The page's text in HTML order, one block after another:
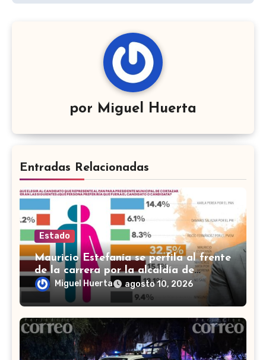
por Miguel Huerta
Entradas Relacionadas
Estado
Mauricio Estefanía se perfila al frente
de la carrera por la alcaldía de
Cortazar
Miguel Huerta agosto 10, 2026